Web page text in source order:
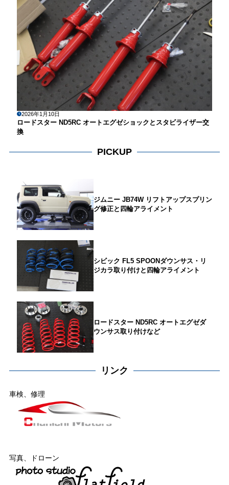
2026年1月10日
ロードスター ND5RC オートエグゼショックとスタビライザー交
換
PICKUP
ジムニー JB74W リフトアップスプリン
グ修正と四輪アライメント
シビック FL5 SPOONダウンサス・リ
ジカラ取り付けと四輪アライメント
ロードスター ND5RC オートエグゼダ
ウンサス取り付けなど
リンク
車検、修理
写真、ドローン